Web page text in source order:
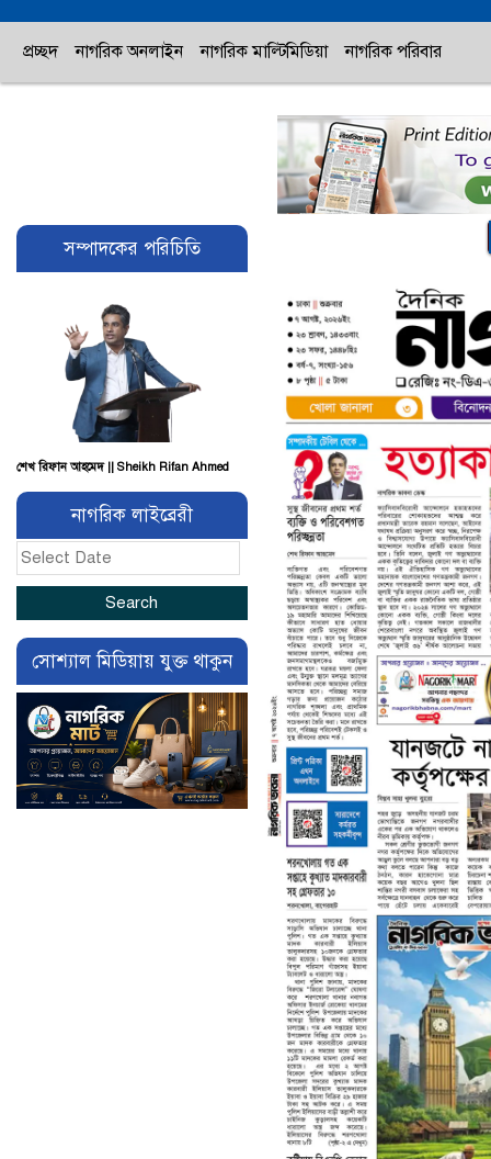
প্রচ্ছদ নাগরিক অনলাইন নাগরিক মাল্টিমিডিয়া নাগরিক পরিবার
সম্পাদকের পরিচিতি
শেখ রিফান আহমেদ || Sheikh Rifan Ahmed
নাগরিক লাইব্রেরী
সোশ্যাল মিডিয়ায় যুক্ত থাকুন